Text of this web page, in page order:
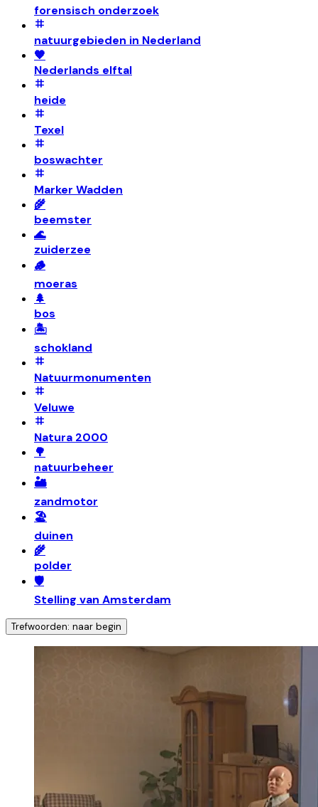
forensisch onderzoek
natuurgebieden in Nederland
🧡
Nederlands elftal
heide
Texel
boswachter
Marker Wadden
🌾
beemster
🌊
zuiderzee
🪵
moeras
🌲
bos
🏝️
schokland
Natuurmonumenten
Veluwe
Natura 2000
🌳
natuurbeheer
🏜️
zandmotor
🏖️
duinen
🌾
polder
🛡️
Stelling van Amsterdam
Trefwoorden: naar begin